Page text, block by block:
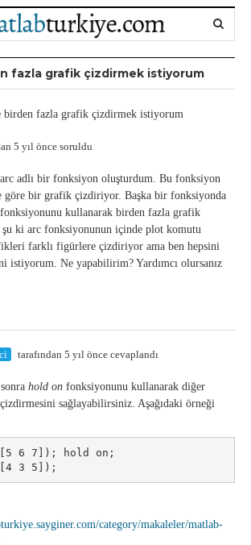
fazla grafik çizdirmek istiyorum
fazla grafik çizdirmek istiyorum
5 yıl önce soruldu
adlı bir fonksiyon oluşturdum. Bu fonksiyon
göre bir grafik çizdiriyor. Başka bir fonksiyonda
kullanarak birden fazla grafik
ki arc fonksiyonunun içinde plot komutu
farklı figürlere çizdiriyor ama ben hepsini
istiyorum. Ne yapabilirim? Yardımcı olursanız
tarafından 5 yıl önce cevaplandı
hold on fonksiyonunu kullanarak diğer
sağlayabilirsiniz. Aşağıdaki örneği
6 7]); hold on;
3 5]);
category/makaleler/matlab-